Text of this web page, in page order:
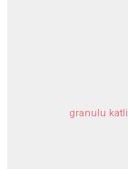
granulu katli